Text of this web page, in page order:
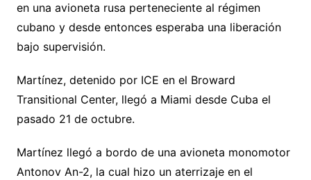
en una avioneta rusa perteneciente al régimen
cubano y desde entonces esperaba una liberación
bajo supervisión.
Martínez, detenido por ICE en el Broward
Transitional Center, llegó a Miami desde Cuba el
pasado 21 de octubre.
Martínez llegó a bordo de una avioneta monomotor
Antonov An-2, la cual hizo un aterrizaje en el